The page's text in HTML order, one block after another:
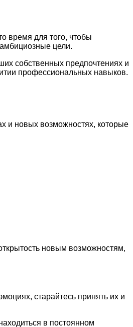
время для того, чтобы
цели.
собственных предпочтениях и
профессиональных навыков.
и новых возможностях, которые
новым возможностям,
старайтесь принять их и
в постоянном